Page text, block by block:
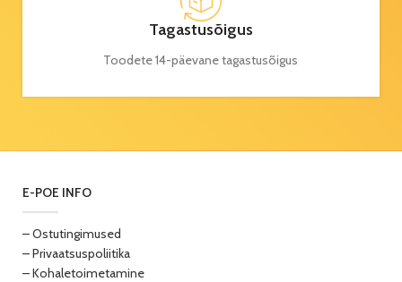
Tagastusõigus
Toodete 14-päevane tagastusõigus
E-POE INFO
– Ostutingimused
– Privaatsuspoliitika
– Kohaletoimetamine